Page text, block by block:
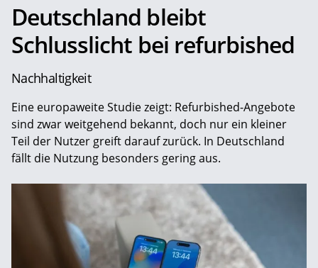
Deutschland bleibt
Schlusslicht bei refurbished
Nachhaltigkeit
Eine europaweite Studie zeigt: Refurbished-Angebote
sind zwar weitgehend bekannt, doch nur ein kleiner
Teil der Nutzer greift darauf zurück. In Deutschland
fällt die Nutzung besonders gering aus.